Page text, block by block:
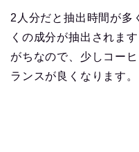
2人分だと抽出時間が多
くの成分が抽出されま
がちなので、少しコー
ランスが良くなります。